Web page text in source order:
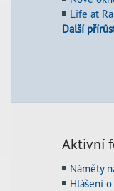
Life at
Další
Aktivní
Náměty
Hlášení